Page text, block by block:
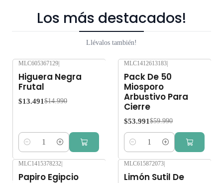
Los más destacados!
Llévalos también!
MLC605367129|
Higuera Negra
Frutal
$13.491 $14.990
Cantidad
MLC1412613183|
Pack De 50
Miosporo
Arbustivo Para
Cierre
$53.991 $59.990
Cantidad
MLC1415378232
Papiro Egipcio
MLC615872073
Limón Sutil De